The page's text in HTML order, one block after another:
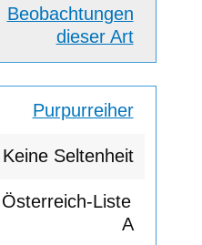
Beobachtungen
dieser Art
Purpurreiher
Keine Seltenheit
A